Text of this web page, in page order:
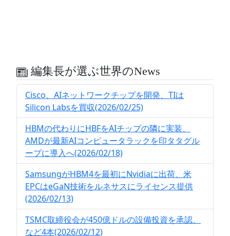
編集長が選ぶ世界のNews
Cisco、AIネットワークチップを開発、TIは
Silicon Labsを買収(2026/02/25)
HBMの代わりにHBFをAIチップの隣に実装、
AMDが最新AIコンピュータラックを印タタグル
ープに導入へ(2026/02/18)
SamsungがHBM4を最初にNvidiaに出荷、米
EPCはeGaN技術をルネサスにライセンス提供
(2026/02/13)
TSMC取締役会が450億ドルの設備投資を承認、
など4本(2026/02/12)